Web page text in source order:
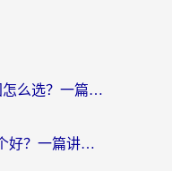
海外党必看：iOS翻墙回国怎么选？一篇搞定无缝访问国内资源
海外党纠结云极和畅回哪个好？一篇讲透回国加速器怎么选（附避坑指南）